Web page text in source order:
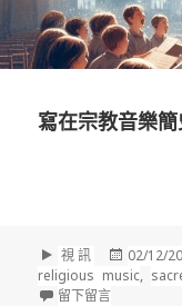
寫在宗教音樂
格
式
視訊
發
佈
02/12/
religious music,
留下留言在 寫在宗教